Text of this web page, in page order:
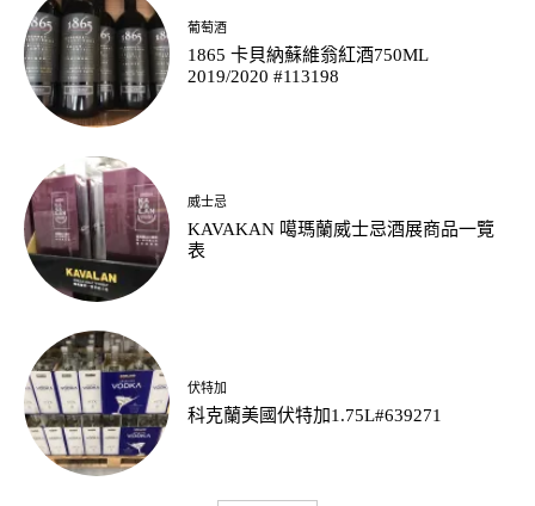
葡萄酒
1865 卡貝納蘇維翁紅酒750ML
2019/2020 #113198
威士忌
KAVAKAN 噶瑪蘭威士忌酒展商品一覽
表
伏特加
科克蘭美國伏特加1.75L#639271